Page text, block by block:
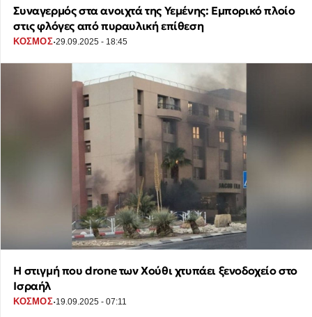
Συναγερμός στα ανοιχτά της Υεμένης: Εμπορικό πλοίο
στις φλόγες από πυραυλική επίθεση
ΚΟΣΜΟΣ·29.09.2025 - 18:45
H στιγμή που drone των Χούθι χτυπάει ξενοδοχείο στο
Ισραήλ
ΚΟΣΜΟΣ·19.09.2025 - 07:11